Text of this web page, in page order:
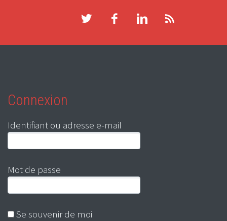
Connexion
Identifiant ou adresse e-mail
Mot de passe
Se souvenir de moi